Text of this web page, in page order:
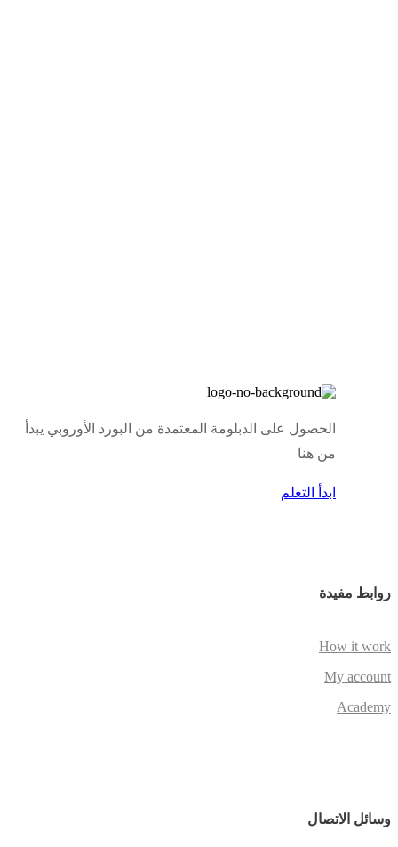
الحصول على الدبلومة المعتمدة من البورد الأوروبي يبدأ
من هنا
ابدأ التعلم
روابط مفيدة
How it work
My account
Academy
وسائل الاتصال